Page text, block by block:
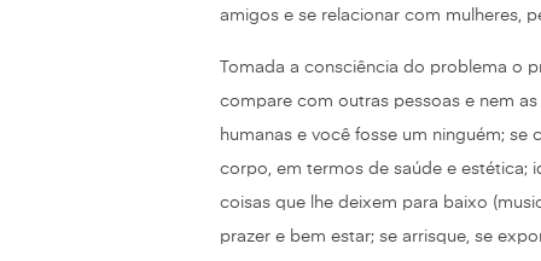
amigos e se relacionar com mulheres,
Tomada a consciência do problema o
compare com outras pessoas e nem
humanas e você fosse um ninguém;
corpo, em termos de saúde e estética;
coisas que lhe deixem para baixo
prazer e bem estar; se arrisque, se